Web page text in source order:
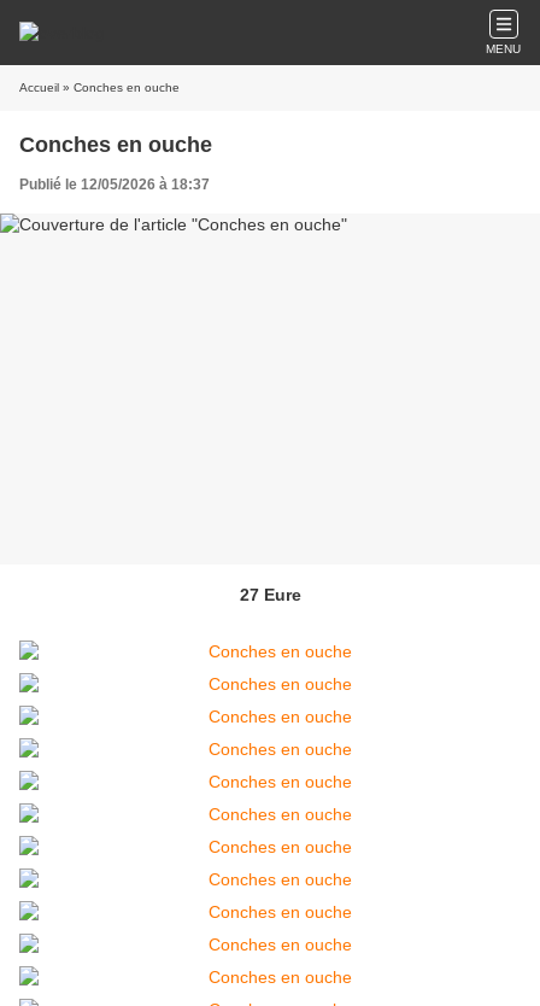
MENU
Accueil » Conches en ouche
Conches en ouche
Publié le 12/05/2026 à 18:37
27 Eure